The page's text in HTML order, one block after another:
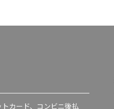
カード、コンビニ後払